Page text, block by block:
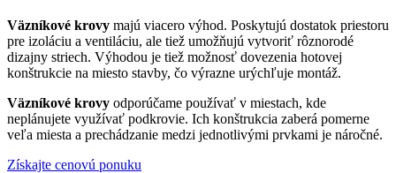
Väzníkové krovy majú viacero výhod. Poskytujú dostatok priestoru
pre izoláciu a ventiláciu, ale tiež umožňujú vytvoriť rôznorodé
dizajny striech. Výhodou je tiež možnosť dovezenia hotovej
konštrukcie na miesto stavby, čo výrazne urýchľuje montáž.
Väzníkové krovy odporúčame používať v miestach, kde
neplánujete využívať podkrovie. Ich konštrukcia zaberá pomerne
veľa miesta a prechádzanie medzi jednotlivými prvkami je náročné.
Získajte cenovú ponuku